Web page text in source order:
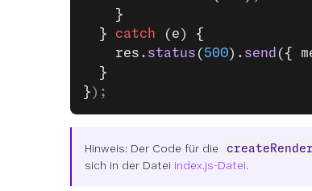
    }
  }
catch (e) {
    res.
status ( 500). send ({
  }
} );
Hinweis: Der Code für die createRender
sich in der Datei index.js-Datei.